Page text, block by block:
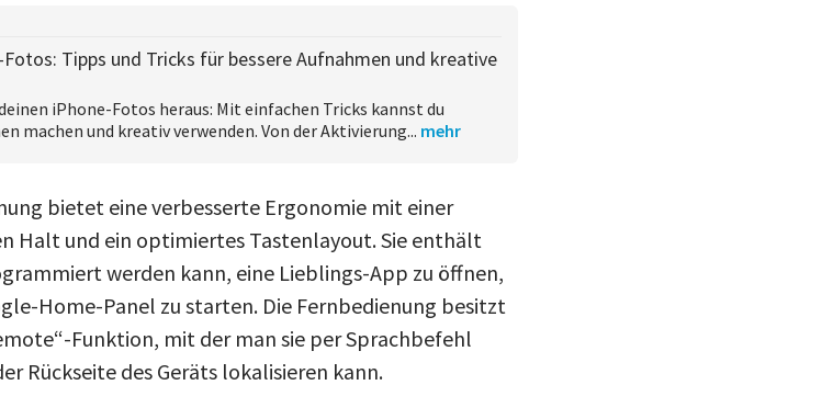
Tipps und Tricks für bessere Aufnahmen und kreative
iPhone-Fotos heraus: Mit einfachen Tricks kannst du
machen und kreativ verwenden. Von der Aktivierung... mehr
bietet eine verbesserte Ergonomie mit einer
Halt und ein optimiertes Tastenlayout. Sie enthält
werden kann, eine Lieblings-App zu öffnen,
Home-Panel zu starten. Die Fernbedienung besitzt
Funktion, mit der man sie per Sprachbefehl
Rückseite des Geräts lokalisieren kann.